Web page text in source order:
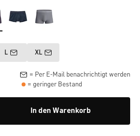
L XL
= Per E-Mail benachrichtigt werden
= geringer Bestand
In den Warenkorb